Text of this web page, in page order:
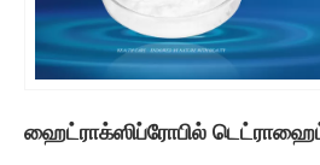
ஹைட்ராக்ஸிப்ரோபில்